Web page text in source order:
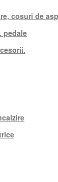
cosuri de
pedale